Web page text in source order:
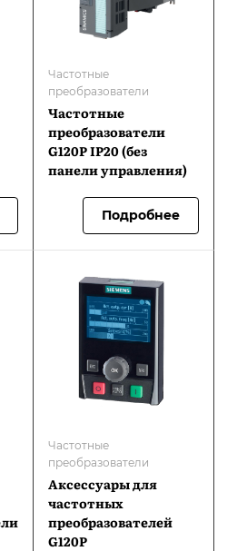
Частотные
преобразователи
Частотные
преобразователи
G120Р IP20 (без
панели управления)
Подробнее
Частотные
преобразователи
Аксессуары для
частотных
преобразователей
G120P